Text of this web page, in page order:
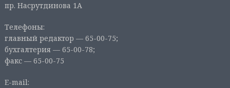
пр. Насрутдинова 1А
Телефоны:
главный редактор — 65-00-75;
бухгалтерия — 65-00-78;
факс — 65-00-75
E-mail: